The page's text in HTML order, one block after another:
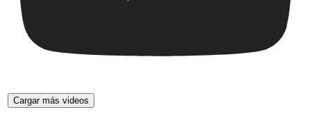
Cargar más videos